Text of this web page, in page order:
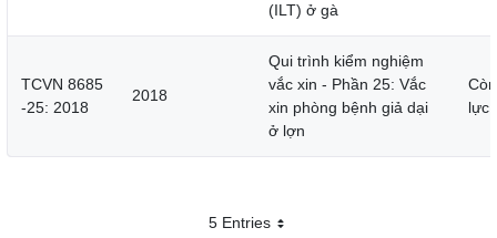
(ILT) ở gà
TCVN 8685
-25: 2018
2018
Qui trình kiểm nghiệm
vắc xin - Phần 25: Vắc
xin phòng bệnh giả dại
ở lợn
lực
5 EntriesMỗi trang